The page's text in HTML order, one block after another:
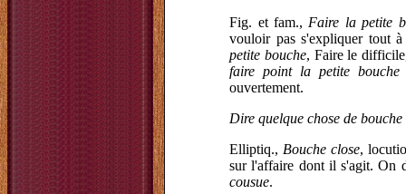
Fig. et fam., Faire la petite
vouloir pas s'expliquer tout
petite bouche, Faire le
faire point la petite bouche
ouvertement.
Dire quelque chose de
Elliptiq., Bouche close,
sur l'affaire dont il s'agit. On
cousue.